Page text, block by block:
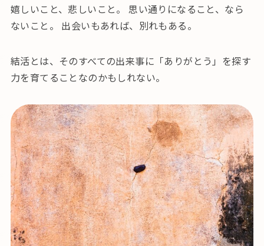
嬉しいこと、悲しいこと。 思い通りになること、なら
ないこと。 出会いもあれば、別れもある。
結活とは、そのすべての出来事に「ありがとう」を探す
力を育てることなのかもしれない。